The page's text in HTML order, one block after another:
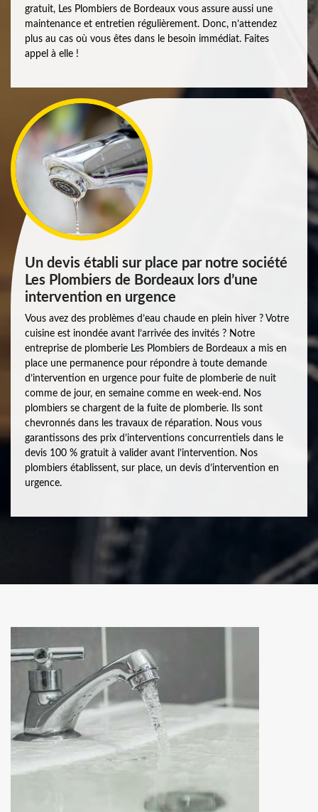
gratuit, Les Plombiers de Bordeaux vous assure aussi une
maintenance et entretien régulièrement. Donc, n’attendez
plus au cas où vous êtes dans le besoin immédiat. Faites
appel à elle !
Un devis établi sur place par notre société
Les Plombiers de Bordeaux lors d’une
intervention en urgence
Vous avez des problèmes d’eau chaude en plein hiver ? Votre
cuisine est inondée avant l’arrivée des invités ? Notre
entreprise de plomberie Les Plombiers de Bordeaux a mis en
place une permanence pour répondre à toute demande
d’intervention en urgence pour fuite de plomberie de nuit
comme de jour, en semaine comme en week-end. Nos
plombiers se chargent de la fuite de plomberie. Ils sont
chevronnés dans les travaux de réparation. Nous vous
garantissons des prix d’interventions concurrentiels dans le
devis 100 % gratuit à valider avant l’intervention. Nos
plombiers établissent, sur place, un devis d’intervention en
urgence.